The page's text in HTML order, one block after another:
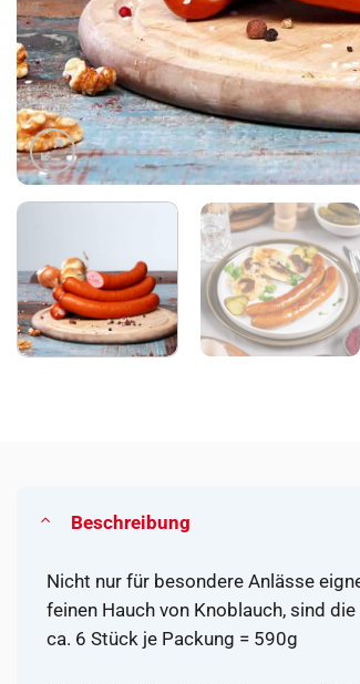
Beschreibung
Nicht nur für besondere Anlässe
feinen Hauch von Knoblauch, sind
ca. 6 Stück je Packung = 590g